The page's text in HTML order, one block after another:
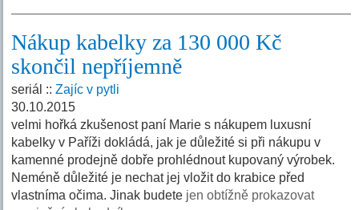
Nákup kabelky za 130 000 Kč
skončil nepříjemně
seriál ::Zajíc v pytli
30.10.2015
velmi hořká zkušenost paní Marie s nákupem luxusní
kabelky v Paříži dokládá, jak je důležité si při nákupu v
kamenné prodejně dobře prohlédnout kupovaný výrobek.
Neméně důležité je nechat jej vložit do krabice před
vlastníma očima. Jinak budete jen obtížně prokazovat